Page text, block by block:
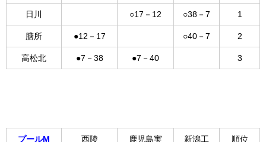
日川 ○17－12 ○38－7 1
膳所 ●12－17 ○40－7 2
高松北 ●7－38 ●7－40 3
プールM 西陵 鹿児島実 新潟工 順位